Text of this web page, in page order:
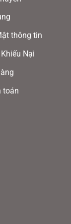
Phenom Yellow/
dụng điển
chọn
có
thể
chọn
thông tin
Nại
toán